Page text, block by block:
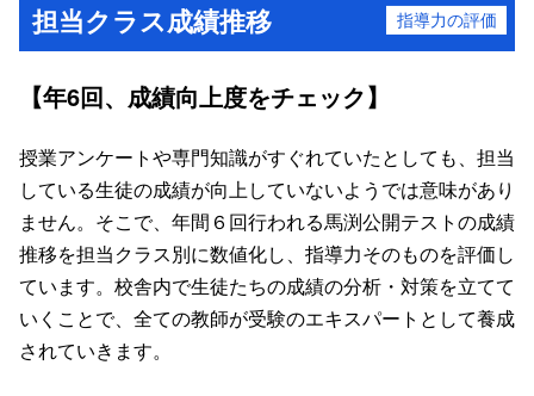
担当クラス成績推移 指導力の評価
【年6回、成績向上度をチェック】
授業アンケートや専門知識がすぐれていたとしても、担当
している生徒の成績が向上していないようでは意味があり
ません。そこで、年間６回行われる馬渕公開テストの成績
推移を担当クラス別に数値化し、指導力そのものを評価し
ています。校舎内で生徒たちの成績の分析・対策を立てて
いくことで、全ての教師が受験のエキスパートとして養成
されていきます。